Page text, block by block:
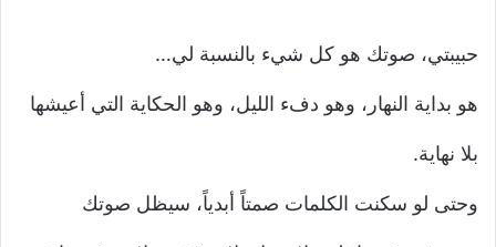
حبيبتي، صوتك هو كل شيء بالنسبة لي…
هو بداية النهار، وهو دفء الليل، وهو الحكاية التي أعيشها
بلا نهاية.
وحتى لو سكنت الكلمات صمتاً أبدياً، سيظل صوتك